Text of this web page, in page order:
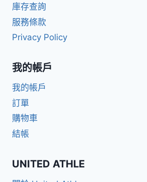
庫存查詢
服務條款
Privacy Policy
我的帳戶
我的帳戶
訂單
購物車
結帳
UNITED ATHLE